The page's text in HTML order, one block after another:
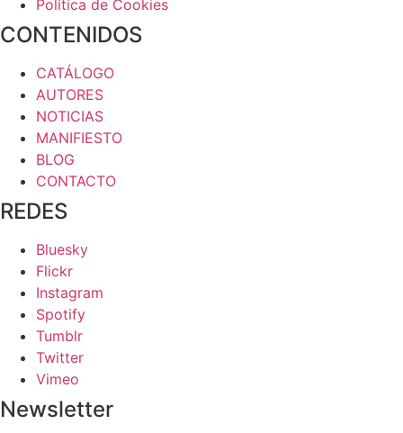
Política de Cookies
CONTENIDOS
CATÁLOGO
AUTORES
NOTICIAS
MANIFIESTO
BLOG
CONTACTO
REDES
Bluesky
Flickr
Instagram
Spotify
Tumblr
Twitter
Vimeo
Newsletter